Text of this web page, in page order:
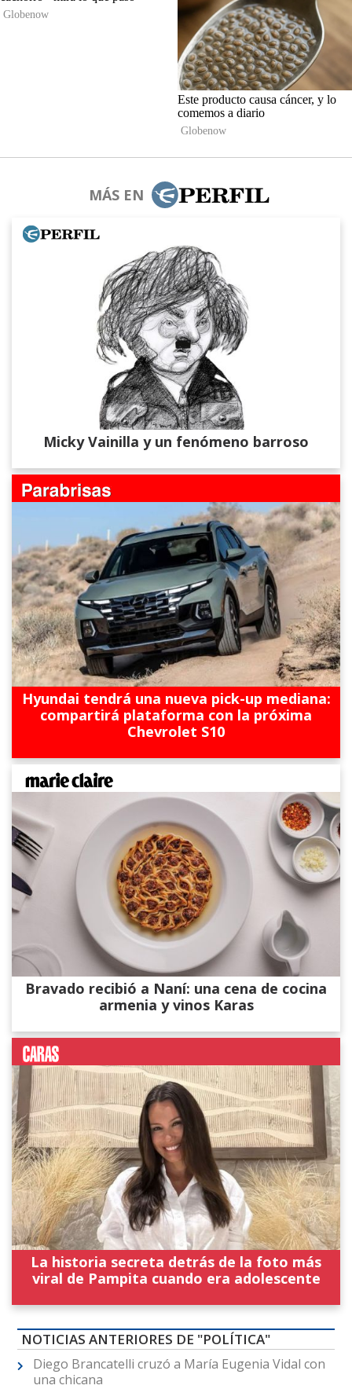
MÁS EN
Micky Vainilla y un fenómeno barroso
Hyundai tendrá una nueva pick-up mediana:
compartirá plataforma con la próxima
Chevrolet S10
Bravado recibió a Naní: una cena de cocina
armenia y vinos Karas
La historia secreta detrás de la foto más
viral de Pampita cuando era adolescente
NOTICIAS ANTERIORES DE "POLÍTICA"
Diego Brancatelli cruzó a María Eugenia Vidal con
una chicana